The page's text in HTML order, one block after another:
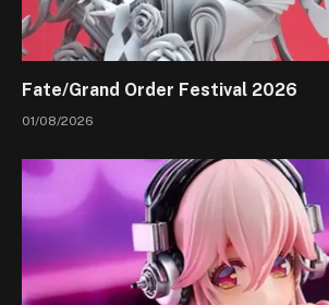
Fate/Grand Order Festival 2026
01/08/2026